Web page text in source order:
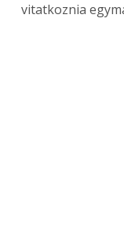
vitatkoznia